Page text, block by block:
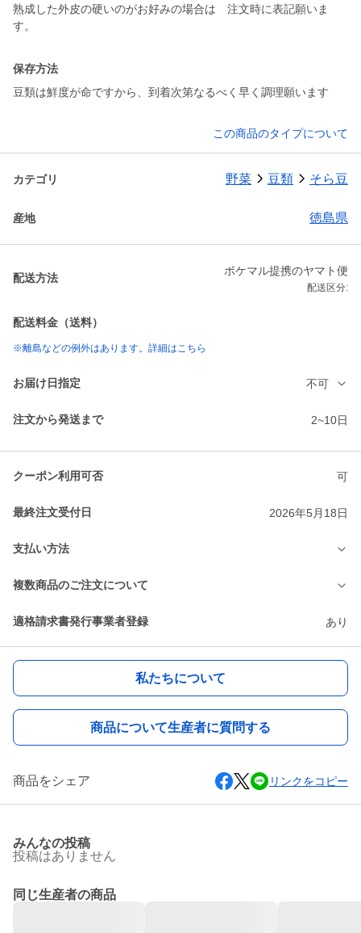
熟成した外皮の硬いのがお好みの場合は 注文時に表記願いま
す。
保存方法
豆類は鮮度が命ですから、到着次第なるべく早く調理願います
この商品のタイプについて
カテゴリ 野菜 豆類 そら豆
産地 徳島県
配送方法
ポケマル提携のヤマト便
配送区分:
配送料金（送料）
※離島などの例外はあります。詳細はこちら
お届け日指定 不可
注文から発送まで 2~10日
クーポン利用可否 可
最終注文受付日 2026年5月18日
支払い方法
複数商品のご注文について
適格請求書発行事業者登録 あり
私たちについて
商品について生産者に質問する
商品をシェア リンクをコピー
みんなの投稿
投稿はありません
同じ生産者の商品